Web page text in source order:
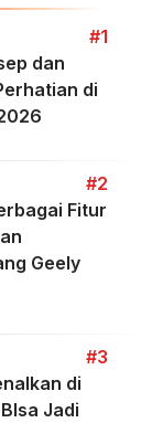
#1
dan
di
#2
Fitur
Geely
#3
di
Jadi